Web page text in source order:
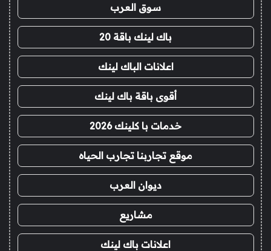
سوق العرب
باك لينك باقة 20
اعلانات الباك لينك
أقوى باقة باك لينك
خدمات با كلينك 2026
موقع تجاربنا تجارب الحياه
ديوان العرب
مشاريع
اعلانات باك لينك